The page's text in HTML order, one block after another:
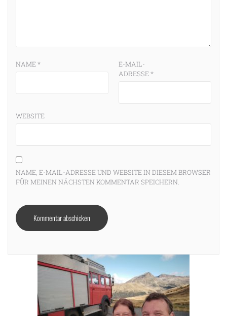
NAME*
E-MAIL-
ADRESSE*
WEBSITE
NAME, E-MAIL-ADRESSE UND WEBSITE IN DIESEM BROWSER
FÜR MEINEN NÄCHSTEN KOMMENTAR SPEICHERN.